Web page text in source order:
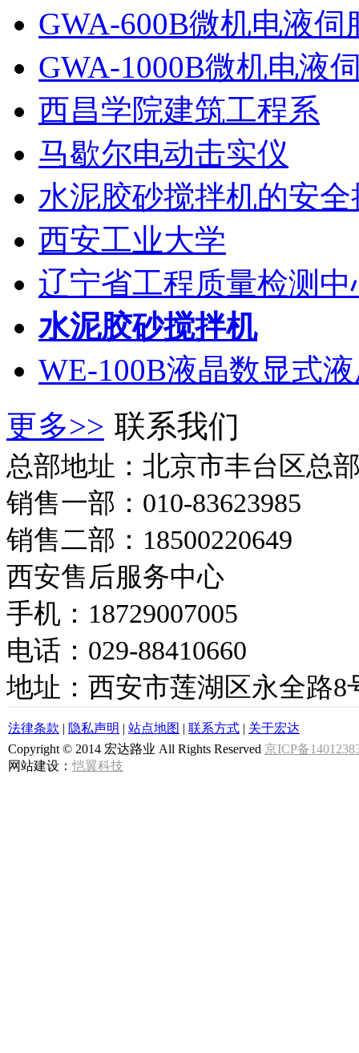
GWA-600B微机电液伺
GWA-1000B微机电液
西昌学院建筑工程系
马歇尔电动击实仪
水泥胶砂搅拌机的安
西安工业大学
辽宁省工程质量检测中
水泥胶砂搅拌机
WE-100B液晶数显式
更多>> 联系我们
总部地址：北京市丰台区总
销售一部：010-83623985
销售二部：18500220649
西安售后服务中心
手机：18729007005
电话：029-88410660
地址：西安市莲湖区永全路8
法律条款 | 隐私声明 | 站点地图 | 联系方式 | 关于宏达
Copyright © 2014 宏达路业 All Rights Reserved 京ICP备
网站建设：恺翼科技